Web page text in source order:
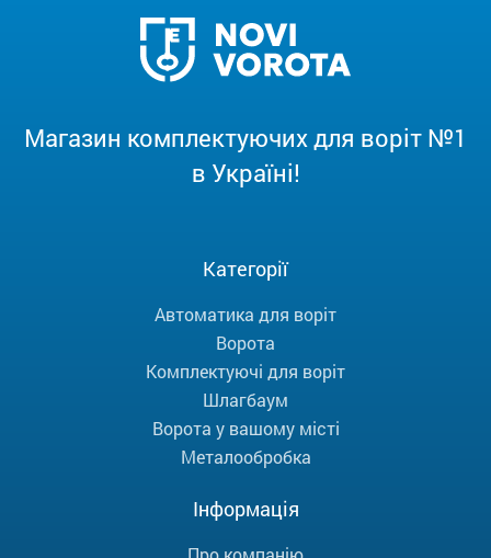
Магазин комплектуючих для воріт №1
в Україні!
Категорії
Автоматика для воріт
Ворота
Комплектуючі для воріт
Шлагбаум
Ворота у вашому місті
Металообробка
Інформація